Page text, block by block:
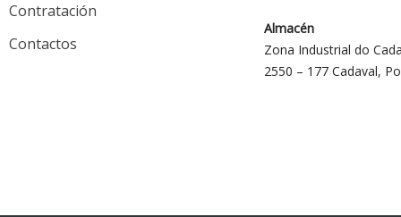
Contratación
Contactos
Almacén
Zona Industrial do
2550 – 177 Cadaval,